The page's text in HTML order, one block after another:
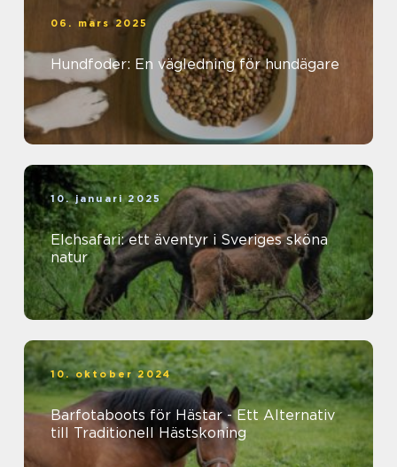
06. mars 2025
Hundfoder: En vägledning för hundägare
10. januari 2025
Elchsafari: ett äventyr i Sveriges sköna
natur
10. oktober 2024
Barfotaboots för Hästar - Ett Alternativ
till Traditionell Hästskoning